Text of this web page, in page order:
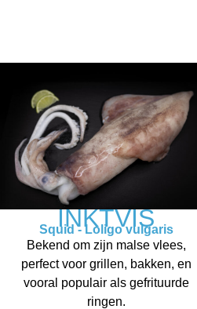
INKTVIS
Squid - Loligo vulgaris
Bekend om zijn malse vlees,
perfect voor grillen, bakken, en
vooral populair als gefrituurde
ringen.